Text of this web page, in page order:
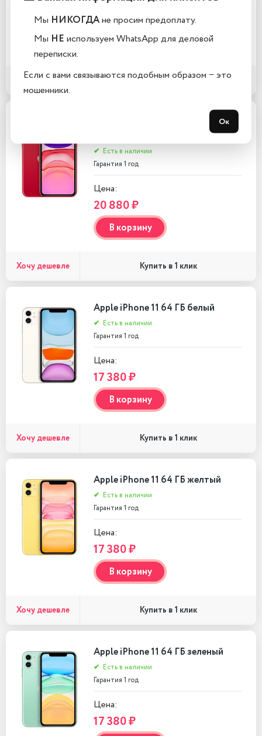
20 880 ₽
В корзину
Хочу дешевле Купить в 1 клик
✔ Есть в наличии
Гарантия 1 год
Цена:
20 880 ₽
В корзину
Хочу дешевле Купить в 1 клик
Apple iPhone 11 64 ГБ белый
✔ Есть в наличии
Гарантия 1 год
Цена:
17 380 ₽
В корзину
Хочу дешевле Купить в 1 клик
Apple iPhone 11 64 ГБ желтый
✔ Есть в наличии
Гарантия 1 год
Цена:
17 380 ₽
В корзину
Хочу дешевле Купить в 1 клик
Apple iPhone 11 64 ГБ зеленый
✔ Есть в наличии
Гарантия 1 год
Цена:
17 380 ₽
Мы НИКОГДАне просим предоплату.
Мы НЕ используем WhatsApp для деловой
переписки.
Если с вами связываются подобным образом − это
мошенники.
Ок